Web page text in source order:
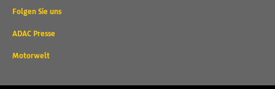
und
Links
Folgen Sie uns
ADAC Presse
Motorwelt